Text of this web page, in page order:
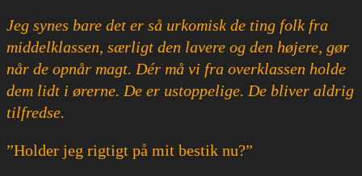
Jeg synes bare det er så urkomisk de ting folk fra
middelklassen, særligt den lavere og den højere, gør
når de opnår magt. Dér må vi fra overklassen holde
dem lidt i ørerne. De er ustoppelige. De bliver aldrig
tilfredse.
”Holder jeg rigtigt på mit bestik nu?”